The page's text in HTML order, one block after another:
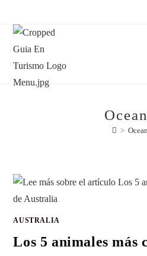
>
AUSTRALIA
Los 5 animales más